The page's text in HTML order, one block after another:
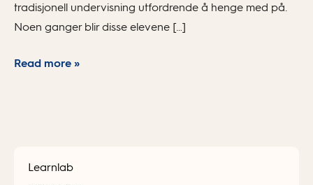
tradisjonell undervisning utfordrende å henge med på.
Noen ganger blir disse elevene […]
Read more »
Learnlab